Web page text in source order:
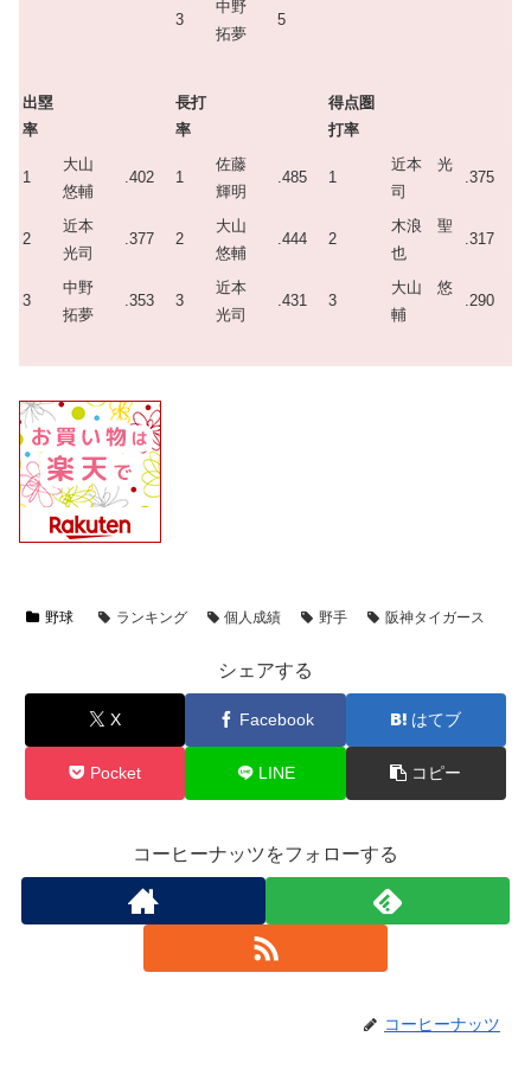
3
中野
拓夢
5
出塁
率
長打
率
得点圏
打率
1
大山
悠輔
.402 1
佐藤
輝明
.485 1
近本 光
司
.375
2
近本
光司
.377 2
大山
悠輔
.444 2
木浪 聖
也
.317
3
中野
拓夢
.353 3
近本
光司
.431 3
大山 悠
輔
.290
野球 ランキング 個人成績 野手 阪神タイガース
シェアする
X Facebook はてブ
Pocket LINE コピー
コーヒーナッツをフォローする
コーヒーナッツ